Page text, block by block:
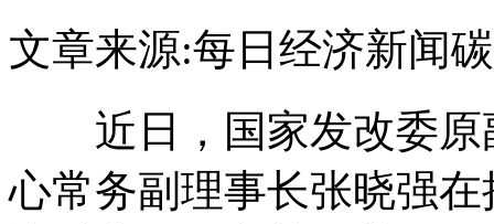
文章来源:每日经济新闻
近日，国家发改委原
心常务副理事长张晓强